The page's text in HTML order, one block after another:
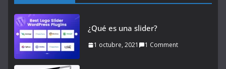
¿Qué es una slider?
1 octubre, 2021 1 Comment